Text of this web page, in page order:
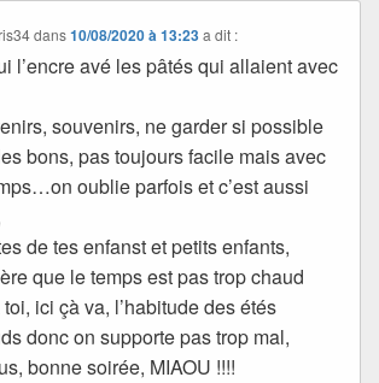
dans10/08/2020 à 13:23 a dit :
l’encre avé les pâtés qui allaient avec
souvenirs, ne garder si possible
bons, pas toujours facile mais avec
oublie parfois et c’est aussi
de tes enfanst et petits enfants,
que le temps est pas trop chaud
ici çà va, l’habitude des étés
donc on supporte pas trop mal,
bonne soirée, MIAOU !!!!